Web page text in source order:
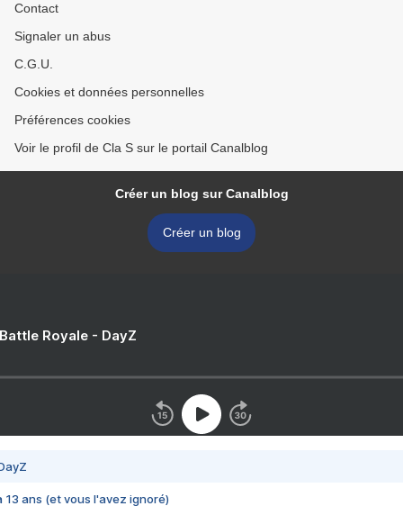
Contact
Signaler un abus
C.G.U.
Cookies et données personnelles
Préférences cookies
Voir le profil de Cla S sur le portail Canalblog
Créer un blog sur Canalblog
Créer un blog
Royale - DayZ
13 ans (et vous l'avez ignoré)